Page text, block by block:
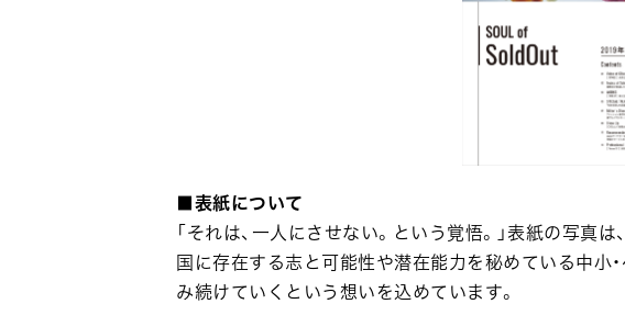
■表紙について
「それは、一人にさせない。という覚悟。」表紙の写真
国に存在する志と可能性や潜在能力を秘めている中小
み続けていくという想いを込めています。